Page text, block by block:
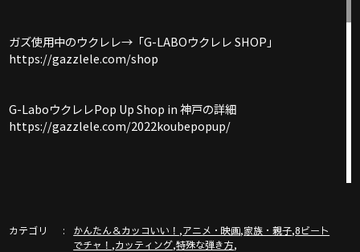
ガズ使用中のウクレレ→「G-LABOウクレレ SHOP」
https://gazzlele.com/shop
G-LaboウクレレPop Up Shop in 神戸の詳細
https://gazzlele.com/2022koubepopup/
カテゴリ かんたん＆カッコいい！ ,アニメ・映画,家族・親子,8ビート
でチャ！ ,カッティング,特殊な弾き方,